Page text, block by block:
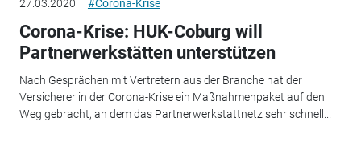
27.03.2020 #Corona-Krise
Corona-Krise: HUK-Coburg will
Partnerwerkstätten unterstützen
Nach Gesprächen mit Vertretern aus der Branche hat der
Versicherer in der Corona-Krise ein Maßnahmenpaket auf den
Weg gebracht, an dem das Partnerwerkstattnetz sehr schnell...